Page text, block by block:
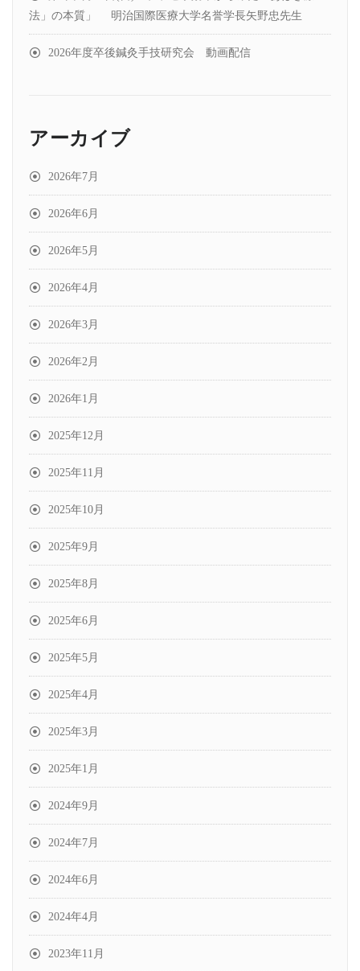
法」の本質」 明治国際医療大学名誉学長矢野忠先生
2026年度卒後鍼灸手技研究会 動画配信
アーカイブ
2026年7月
2026年6月
2026年5月
2026年4月
2026年3月
2026年2月
2026年1月
2025年12月
2025年11月
2025年10月
2025年9月
2025年8月
2025年6月
2025年5月
2025年4月
2025年3月
2025年1月
2024年9月
2024年7月
2024年6月
2024年4月
2023年11月